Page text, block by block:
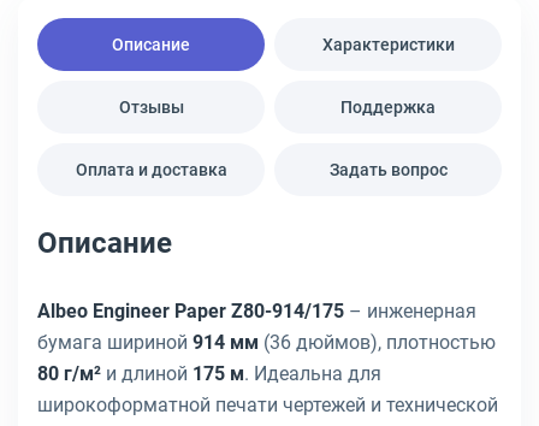
Описание Характеристики
Отзывы Поддержка
Оплата и доставка Задать вопрос
Описание
Albeo Engineer Paper Z80-914/175 – инженерная
бумага шириной 914 мм (36 дюймов), плотностью
80 г/м² и длиной 175 м. Идеальна для
широкоформатной печати чертежей и технической